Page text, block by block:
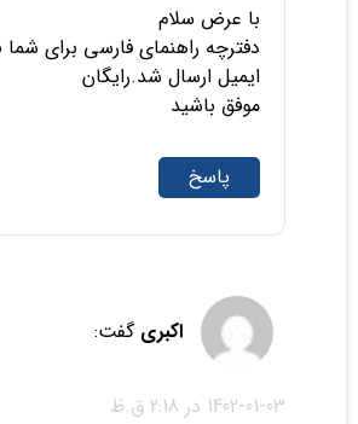
با عرض سلام
دفترچه راهنمای فارسی برای
ایمیل ارسال شد.رایگان
موفق باشید
پاسخ
اکبری گفت:
1402-01-03 در 2:18 ق.ظ